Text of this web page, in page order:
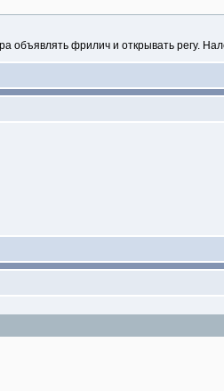
объявлять фрилич и открывать регу.